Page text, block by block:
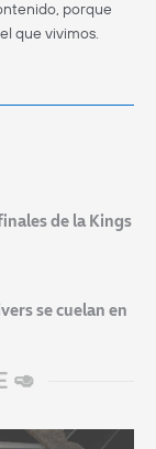
porque
que vivimos.
de la Kings
se cuelan en
🥑